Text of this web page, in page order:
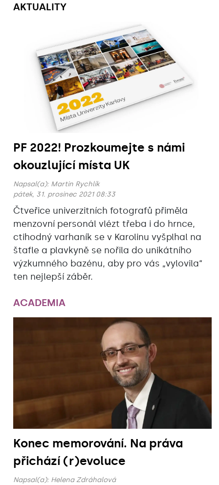
AKTUALITY
PF 2022! Prozkoumejte s námi
okouzlující místa UK
Napsal(a): Martin Rychlík
pátek, 31. prosinec 2021 08:33
Čtveřice univerzitních fotografů přiměla
menzovní personál vlézt třeba i do hrnce,
ctihodný varhaník se v Karolinu vyšplhal na
štafle a plavkyně se nořila do unikátního
výzkumného bazénu, aby pro vás „vylovila“
ten nejlepší záběr.
ACADEMIA
Konec memorování. Na práva
přichází (r)evoluce
Napsal(a): Helena Zdráhalová